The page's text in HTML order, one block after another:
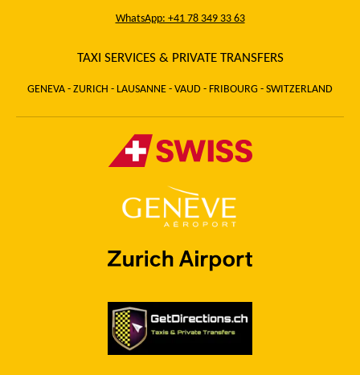
WhatsApp: +41 78 349 33 63
TAXI SERVICES & PRIVATE TRANSFERS
GENEVA - ZURICH - LAUSANNE - VAUD - FRIBOURG - SWITZERLAND